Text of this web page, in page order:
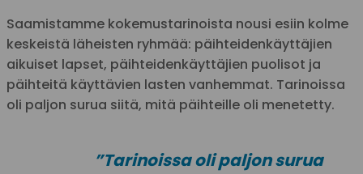
Saamistamme kokemustarinoista nousi esiin kolme
keskeistä läheisten ryhmää: päihteidenkäyttäjien
aikuiset lapset, päihteidenkäyttäjien puolisot ja
päihteitä käyttävien lasten vanhemmat. Tarinoissa
oli paljon surua siitä, mitä päihteille oli menetetty.
”Tarinoissa oli paljon surua